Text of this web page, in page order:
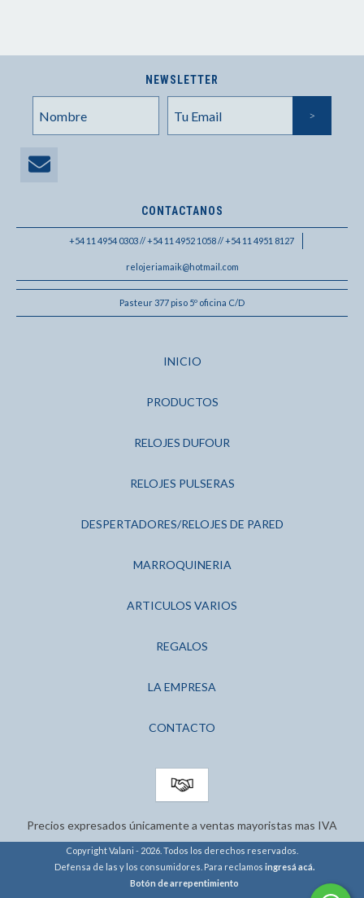
NEWSLETTER
CONTACTANOS
+54 11 4954 0303 // +54 11 4952 1058 // +54 11 4951 8127
relojeriamaik@hotmail.com
Pasteur 377 piso 5º oficina C/D
INICIO
PRODUCTOS
RELOJES DUFOUR
RELOJES PULSERAS
DESPERTADORES/RELOJES DE PARED
MARROQUINERIA
ARTICULOS VARIOS
REGALOS
LA EMPRESA
CONTACTO
Precios expresados únicamente a ventas mayoristas mas IVA
Copyright Valani - 2026. Todos los derechos reservados.
Defensa de las y los consumidores. Para reclamos ingresá acá.
Botón de arrepentimiento